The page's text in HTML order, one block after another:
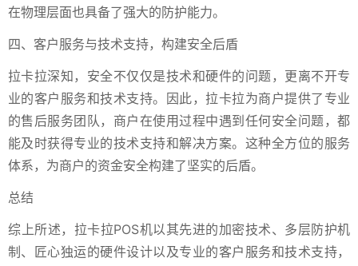
在物理层面也具备了强大的防护能力。
四、客户服务与技术支持，构建安全后盾
拉卡拉深知，安全不仅仅是技术和硬件的问题，更离不开专
业的客户服务和技术支持。因此，拉卡拉为商户提供了专业
的售后服务团队，商户在使用过程中遇到任何安全问题，都
能及时获得专业的技术支持和解决方案。这种全方位的服务
体系，为商户的资金安全构建了坚实的后盾。
总结
综上所述，拉卡拉POS机以其先进的加密技术、多层防护机
制、匠心独运的硬件设计以及专业的客户服务和技术支持，